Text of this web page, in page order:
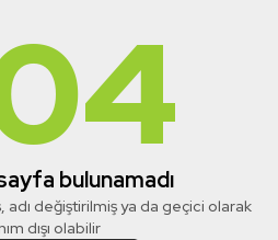
sayfa bulunamadı
adı değiştirilmiş ya da geçici olarak
dışı olabilir